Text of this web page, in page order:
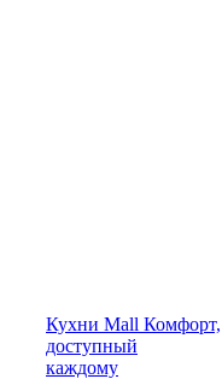
Кухни Mall Комфорт,
доступный
каждому